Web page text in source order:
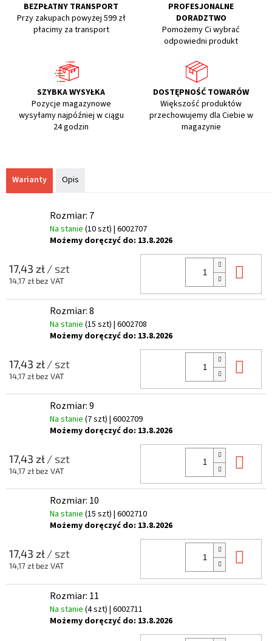
BEZPŁATNY TRANSPORT
Przy zakupach powyżej 599 zł
płacimy za transport
PROFESJONALNE
DORADZTWO
Pomożemy Ci wybrać
odpowiedni produkt
SZYBKA WYSYŁKA
Pozycje magazynowe
wysyłamy najpóźniej w ciągu
24 godzin
DOSTĘPNOŚĆ TOWARÓW
Większość produktów
przechowujemy dla Ciebie w
magazynie
Warianty Opis
Rozmiar: 7
Na stanie (10 szt) | 6002707
Możemy doręczyć do: 13.8.2026
17,43 zł/ szt
14,17 zł bez VAT
Rozmiar: 8
Na stanie (15 szt) | 6002708
Możemy doręczyć do: 13.8.2026
17,43 zł/ szt
14,17 zł bez VAT
Rozmiar: 9
Na stanie (7 szt) | 6002709
Możemy doręczyć do: 13.8.2026
17,43 zł/ szt
14,17 zł bez VAT
Rozmiar: 10
Na stanie (15 szt) | 6002710
Możemy doręczyć do: 13.8.2026
17,43 zł/ szt
14,17 zł bez VAT
Rozmiar: 11
Na stanie (4 szt) | 6002711
Możemy doręczyć do: 13.8.2026